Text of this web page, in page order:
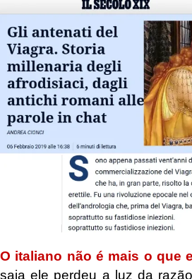
O italiano não é mais o que
saia ele perdeu a luz da